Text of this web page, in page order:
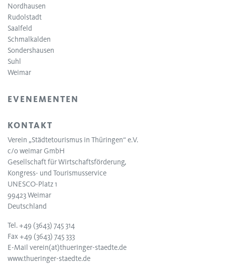
Nordhausen
Rudolstadt
Saalfeld
Schmalkalden
Sondershausen
Suhl
Weimar
EVENEMENTEN
KONTAKT
Verein „Städtetourismus in Thüringen“ e.V.
c/o weimar GmbH
Gesellschaft für Wirtschaftsförderung,
Kongress- und Tourismusservice
UNESCO-Platz 1
99423 Weimar
Deutschland
Tel. +49 (3643) 745 314
Fax +49 (3643) 745 333
E-Mail verein(at)thueringer-staedte.de
www.thueringer-staedte.de